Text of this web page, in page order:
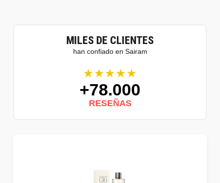
MILES DE CLIENTES
han confiado en Sairam
★★★★★
+78.000
RESEÑAS